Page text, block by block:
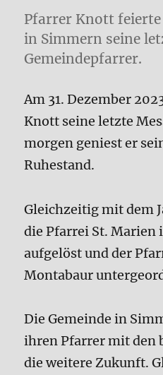
Pfarrer Knott
in Simmern seine
Gemeindepfarrer.
Am 31. Dezember
Knott seine letzte
morgen geniest er
Ruhestand.
Gleichzeitig mit dem
die Pfarrei St. Marien
aufgelöst und der
Montabaur
Die Gemeinde in
ihren Pfarrer mit den
die weitere Zukunft.